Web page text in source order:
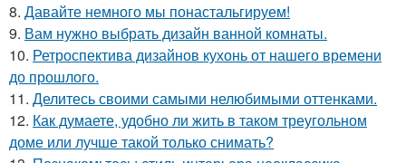
8. Давайте немного мы понастальгируем!
9. Вам нужно выбрать дизайн ванной комнаты.
10. Ретроспектива дизайнов кухонь от нашего времени
до прошлого.
11. Делитесь своими самыми нелюбимыми оттенками.
12. Как думаете, удобно ли жить в таком треугольном
доме или лучше такой только снимать?